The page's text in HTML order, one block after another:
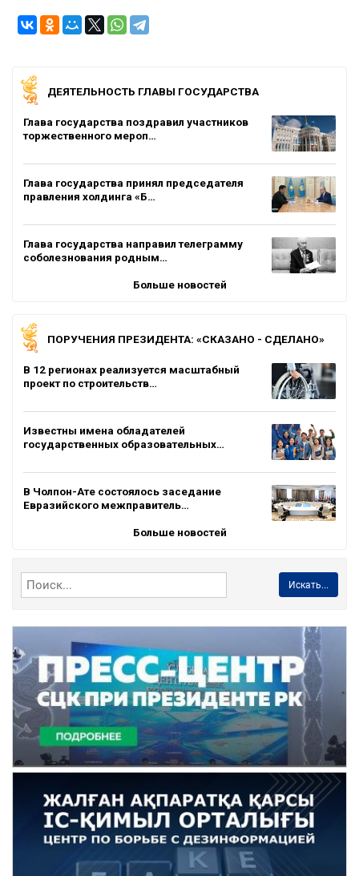
ДЕЯТЕЛЬНОСТЬ ГЛАВЫ ГОСУДАРСТВА
Глава государства поздравил участников
торжественного мероп…
Глава государства принял председателя
правления холдинга «Б…
Глава государства направил телеграмму
соболезнования родным…
Больше новостей
ПОРУЧЕНИЯ ПРЕЗИДЕНТА: «СКАЗАНО - СДЕЛАНО»
В 12 регионах реализуется масштабный
проект по строительств…
Известны имена обладателей
государственных образовательных…
В Чолпон-Ате состоялось заседание
Евразийского межправитель…
Больше новостей
Искать...